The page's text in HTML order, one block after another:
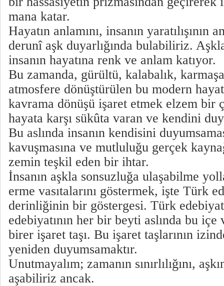
mana katar.
Hayatın anlamını, insanın yaratılışının
derunî aşk duyarlığında bulabiliriz.
insanın hayatına renk ve anlam katıyor.
Bu zamanda, gürültü, kalabalık,
atmosfere dönüştürülen bu modern
kavrama dönüşü işaret etmek elzem bir
hayata karşı sükûta varan ve kendini
Bu aslında insanın kendisini
kavuşmasına ve mutluluğu gerçek
zemin teşkil eden bir ihtar.
İnsanın aşkla sonsuzluğa ulaşabilme
erme vasıtalarını göstermek, işte Türk
derinliğinin bir göstergesi. Türk
edebiyatının her bir beyti aslında bu
birer işaret taşı. Bu işaret taşlarının
yeniden duyumsamaktır.
Unutmayalım; zamanın sınırlılığını,
aşabiliriz ancak.